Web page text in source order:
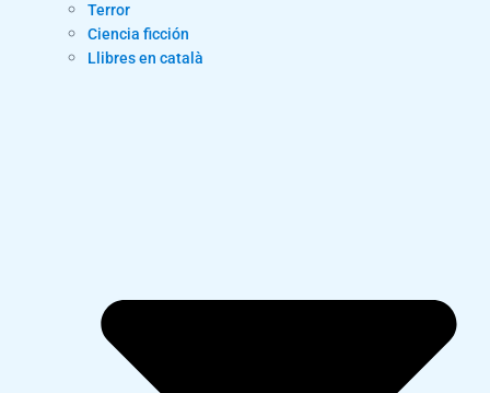
Terror
Ciencia ficción
Llibres en català